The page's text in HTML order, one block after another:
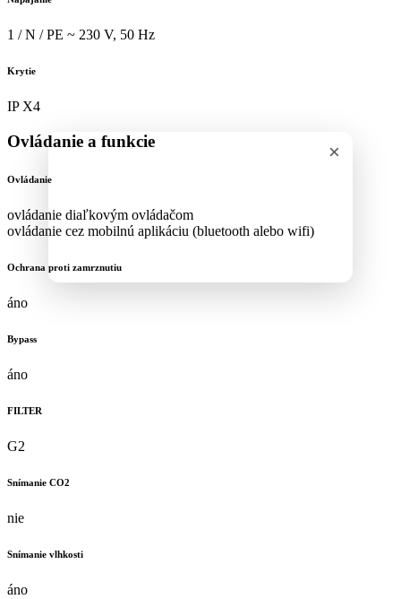
1 / N / PE ~ 230 V, 50 Hz
Krytie
IP X4
Ovládanie a funkcie
Ovládanie
ovládanie diaľkovým ovládačom
ovládanie cez mobilnú aplikáciu (bluetooth alebo wifi)
Ochrana proti zamrznutiu
áno
Bypass
áno
FILTER
G2
Snímanie CO2
nie
Snímanie vlhkosti
áno
×